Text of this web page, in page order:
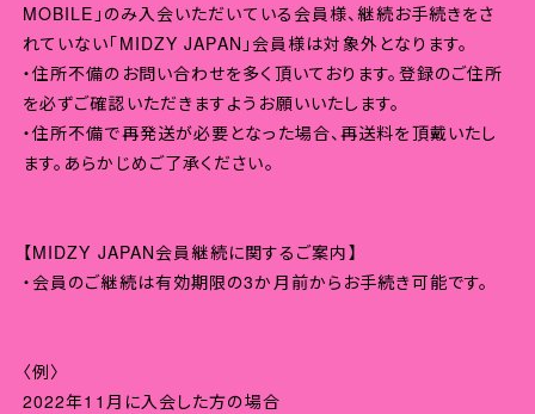
MOBILE」のみ入会いただいている会員様、継続お手続きをさ
れていない「MIDZY JAPAN」会員様は対象外となります。
・住所不備のお問い合わせを多く頂いております。登録のご住所
を必ずご確認いただきますようお願いいたします。
・住所不備で再発送が必要となった場合、再送料を頂戴いたし
ます。あらかじめご了承ください。
【MIDZY JAPAN会員継続に関するご案内】
・会員のご継続は有効期限の3か月前からお手続き可能です。
〈例〉
2022年11月に入会した方の場合